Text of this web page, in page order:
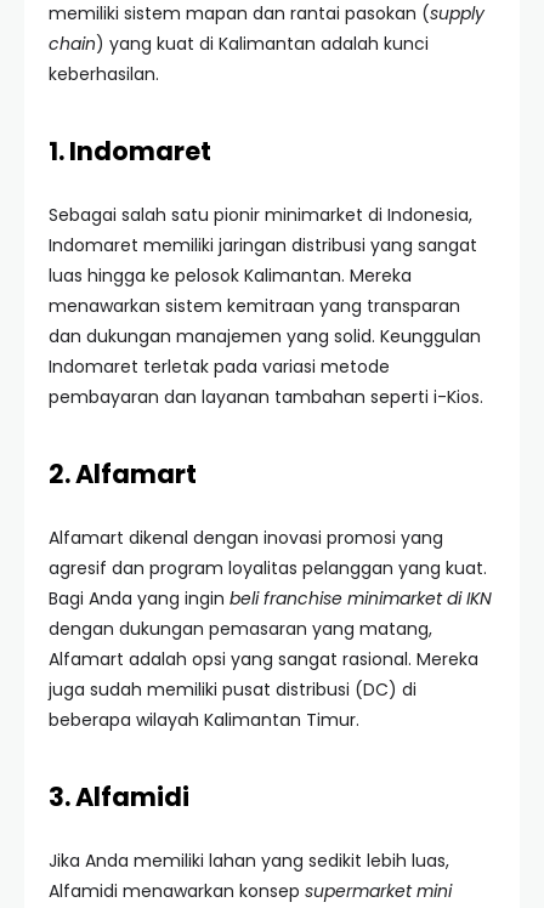
memiliki sistem mapan dan rantai pasokan (supply
chain) yang kuat di Kalimantan adalah kunci
keberhasilan.
1. Indomaret
Sebagai salah satu pionir minimarket di Indonesia,
Indomaret memiliki jaringan distribusi yang sangat
luas hingga ke pelosok Kalimantan. Mereka
menawarkan sistem kemitraan yang transparan
dan dukungan manajemen yang solid. Keunggulan
Indomaret terletak pada variasi metode
pembayaran dan layanan tambahan seperti i-Kios.
2. Alfamart
Alfamart dikenal dengan inovasi promosi yang
agresif dan program loyalitas pelanggan yang kuat.
Bagi Anda yang ingin beli franchise minimarket di IKN
dengan dukungan pemasaran yang matang,
Alfamart adalah opsi yang sangat rasional. Mereka
juga sudah memiliki pusat distribusi (DC) di
beberapa wilayah Kalimantan Timur.
3. Alfamidi
Jika Anda memiliki lahan yang sedikit lebih luas,
Alfamidi menawarkan konsep supermarket mini